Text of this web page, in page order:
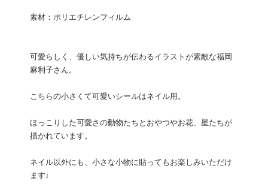
素材：ポリエチレンフィルム
可愛らしく、優しい気持ちが伝わるイラストが素敵な福岡
麻利子さん。
こちらの小さくて可愛いシールはネイル用。
ほっこりした可愛さの動物たちとおやつやお花、星たちが
描かれています。
ネイル以外にも、小さな小物に貼ってもお楽しみいただけ
ます♩